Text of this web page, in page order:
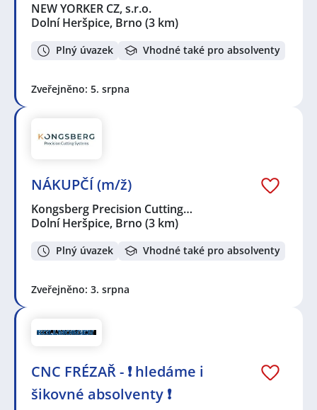
NEW YORKER CZ, s.r.o.
Dolní Heršpice, Brno (3 km)
Plný úvazek Vhodné také pro absolventy
Zveřejněno: 5. srpna
NÁKUPČÍ (m/ž)
Kongsberg Precision Cutting…
Dolní Heršpice, Brno (3 km)
Plný úvazek Vhodné také pro absolventy
Zveřejněno: 3. srpna
CNC FRÉZAŘ - ❗ hledáme i
šikovné absolventy ❗